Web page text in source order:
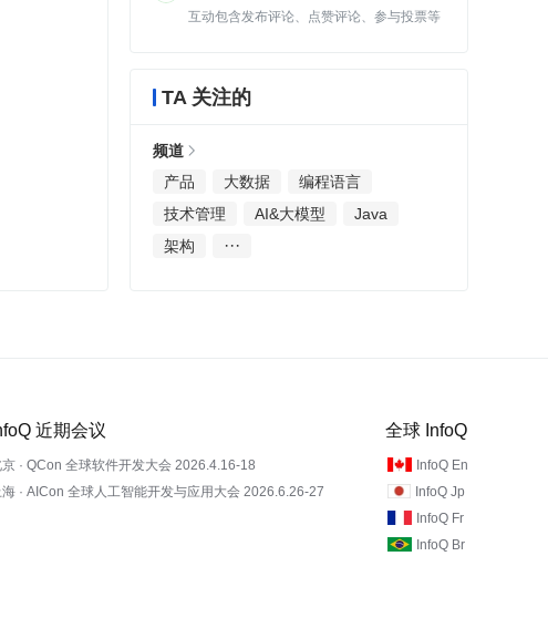
互动包含发布评论、点赞评论、参与投票等
TA 关注的
频道
产品
大数据
编程语言
技术管理
AI&大模型
Java
架构
···
近期会议
· QCon 全球软件开发大会 2026.4.16-18
· AICon 全球人工智能开发与应用大会 2026.6.26-27
全球 InfoQ
InfoQ En
InfoQ Jp
InfoQ Fr
InfoQ Br